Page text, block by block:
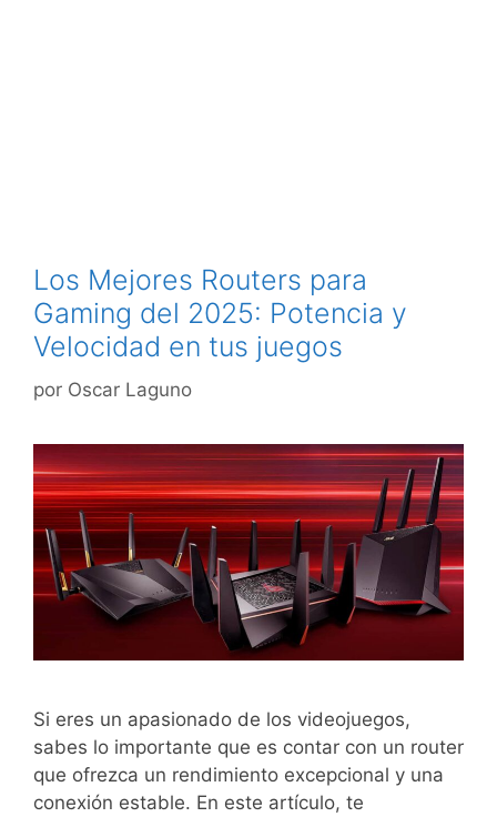
Los Mejores Routers para
Gaming del 2025: Potencia y
Velocidad en tus juegos
por Oscar Laguno
Si eres un apasionado de los videojuegos,
sabes lo importante que es contar con un router
que ofrezca un rendimiento excepcional y una
conexión estable. En este artículo, te